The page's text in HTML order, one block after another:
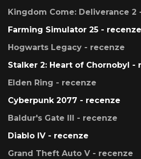
Kingdom Come: Deliverance 2
Farming Simulator 25 - recenze
Hogwarts Legacy - recenze
Stalker 2: Heart of Chornobyl -
Elden Ring - recenze
Cyberpunk 2077 - recenze
Baldur's Gate III - recenze
Diablo IV - recenze
Grand Theft Auto V - recenze